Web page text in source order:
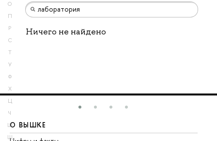
О
П
Р
С
Т
У
Ф
Х
Ц
Ч
Ш
Щ
Ничего не найдено
О ВЫШКЕ